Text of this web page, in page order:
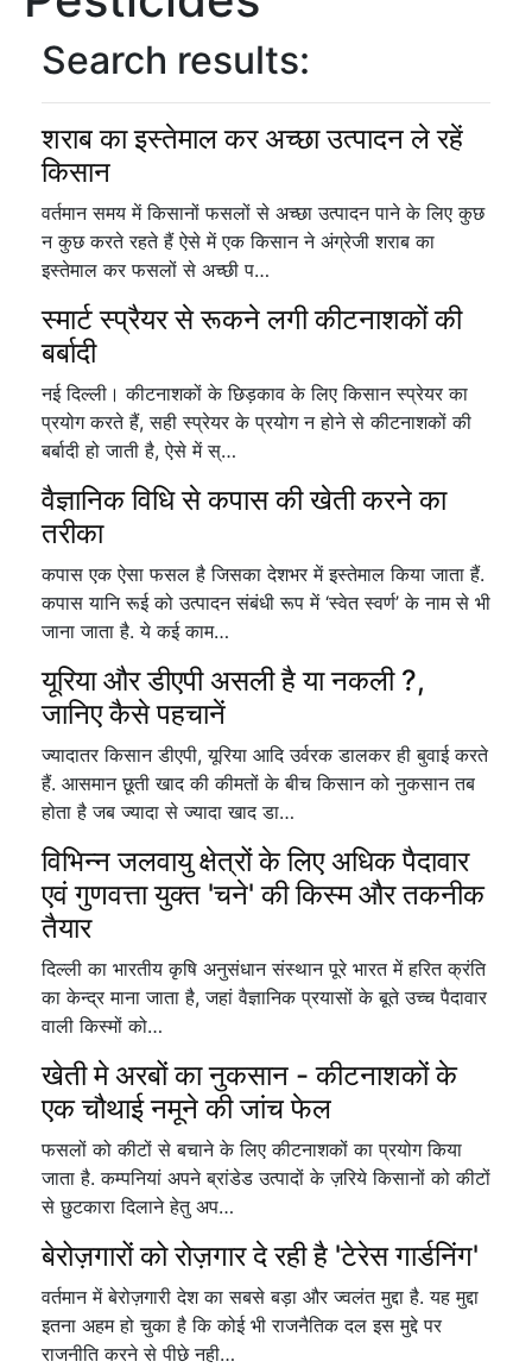
Search results:
शराब का इस्तेमाल कर अच्छा उत्पादन ले रहें
किसान
वर्तमान समय में किसानों फसलों से अच्छा उत्पादन पाने के लिए कुछ
न कुछ करते रहते हैं ऐसे में एक किसान ने अंग्रेजी शराब का
इस्तेमाल कर फसलों से अच्छी प…
स्मार्ट स्प्रैयर से रूकने लगी कीटनाशकों की
बर्बादी
नई दिल्ली। कीटनाशकों के छिड़काव के लिए किसान स्प्रेयर का
प्रयोग करते हैं, सही स्प्रेयर के प्रयोग न होने से कीटनाशकों की
बर्बादी हो जाती है, ऐसे में स्…
वैज्ञानिक विधि से कपास की खेती करने का
तरीका
कपास एक ऐसा फसल है जिसका देशभर में इस्तेमाल किया जाता हैं.
कपास यानि रूई को उत्पादन संबंधी रूप में ‘स्वेत स्वर्ण’ के नाम से भी
जाना जाता है. ये कई काम…
यूरिया और डीएपी असली है या नकली ?,
जानिए कैसे पहचानें
ज्यादातर किसान डीएपी, यूरिया आदि उर्वरक डालकर ही बुवाई करते
हैं. आसमान छूती खाद की कीमतों के बीच किसान को नुकसान तब
होता है जब ज्यादा से ज्यादा खाद डा…
विभिन्न जलवायु क्षेत्रों के लिए अधिक पैदावार
एवं गुणवत्ता युक्त 'चने' की किस्म और तकनीक
तैयार
दिल्ली का भारतीय कृषि अनुसंधान संस्थान पूरे भारत में हरित क्रंति
का केन्द्र माना जाता है, जहां वैज्ञानिक प्रयासों के बूते उच्च पैदावार
वाली किस्मों को…
खेती मे अरबों का नुकसान - कीटनाशकों के
एक चौथाई नमूने की जांच फेल
फसलों को कीटों से बचाने के लिए कीटनाशकों का प्रयोग किया
जाता है. कम्पनियां अपने ब्रांडेड उत्पादों के ज़रिये किसानों को कीटों
से छुटकारा दिलाने हेतु अप…
बेरोज़गारों को रोज़गार दे रही है 'टेरेस गार्डनिंग'
वर्तमान में बेरोज़गारी देश का सबसे बड़ा और ज्वलंत मुद्दा है. यह मुद्दा
इतना अहम हो चुका है कि कोई भी राजनैतिक दल इस मुद्दे पर
राजनीति करने से पीछे नही…